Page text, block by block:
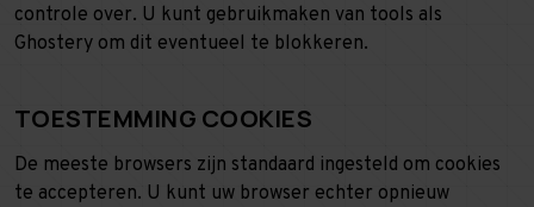
controle over. U kunt gebruikmaken van tools als
Ghostery om dit eventueel te blokkeren.
TOESTEMMING COOKIES
De meeste browsers zijn standaard ingesteld om cookies
te accepteren. U kunt uw browser echter opnieuw